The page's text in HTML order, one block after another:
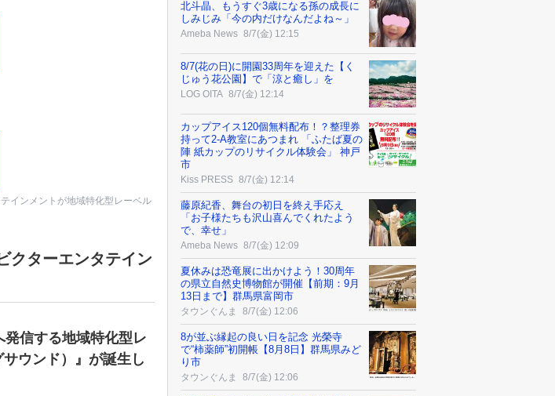
インメントが地域特化型レーベル
クターエンタテイン
信する地域特化型レ
ウンド）』が誕生し
北斗晶、もうすぐ3歳になる孫の成長に
しみじみ「今の内だけなんだよね～」
Ameba News 8/7(金) 12:15
8/7(花の日)に開園33周年を迎えた【く
じゅう花公園】で「涼と癒し」を
LOG OITA 8/7(金) 12:14
カップアイス120個無料配布！？整理券
持って2-A教室にあつまれ 「ふたば夏の
陣 紙カップのリサイクル体験会」 神戸
市
Kiss PRESS 8/7(金) 12:14
藤原紀香、舞台の初日を終え手応え
「お子様たちも沢山喜んでくれたよう
で、幸せ」
Ameba News 8/7(金) 12:09
夏休みは恐竜展に出かけよう！30周年
の県立自然史博物館が開催【前期：9月
13日まで】群馬県富岡市
タウンぐんま 8/7(金) 12:06
8が並ぶ縁起の良い日を記念 光榮寺
で“柿薬師”初開帳【8月8日】群馬県みど
り市
タウンぐんま 8/7(金) 12:06